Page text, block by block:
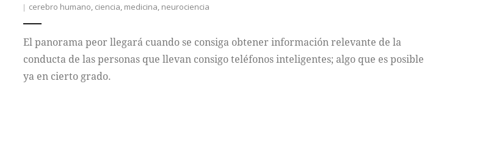
cerebro humano, ciencia, medicina, neurociencia
El panorama peor llegará cuando se consiga obtener información relevante de la
conducta de las personas que llevan consigo teléfonos inteligentes; algo que es posible
ya en cierto grado.